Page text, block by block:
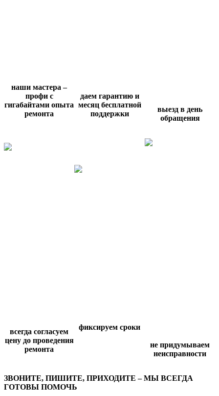
наши мастера –
профи с
гигабайтами опыта
ремонта
даем гарантию и
месяц бесплатной
поддержки
выезд в день
обращения
всегда согласуем
цену до проведения
ремонта
фиксируем сроки
не придумываем
неисправности
ЗВОНИТЕ, ПИШИТЕ, ПРИХОДИТЕ – МЫ ВСЕГДА
ГОТОВЫ ПОМОЧЬ